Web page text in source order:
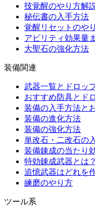
技覚醒のやり方解
秘伝書の入手方法
覚醒リセットのや
アビリティ効果量
大聖石の強化方法
装備関連
武器一覧とドロッ
おすすめ防具とド
装備の入手方法と
装備の進化方法
装備の強化方法
単改石・二改石の
装備錬成の当たり
特効錬成武器とは？
追憶武器はどれを
練磨のやり方
ツール系